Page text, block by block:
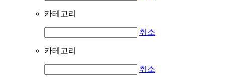
카테고리
취소
카테고리
취소